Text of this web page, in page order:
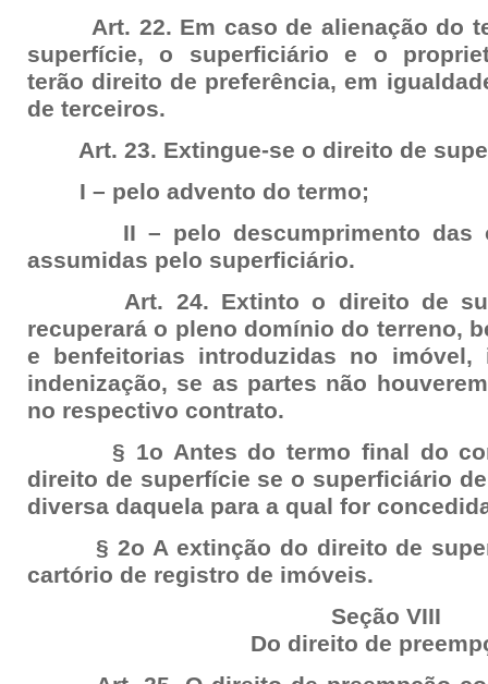
Art. 22. Em caso de alienação do
superfície, o superficiário e o
terão direito de preferência, em
de terceiros.
Art. 23. Extingue-se o direito de
I – pelo advento do termo;
II – pelo descumprimento das
assumidas pelo superficiário.
Art. 24. Extinto o direito de
recuperará o pleno domínio do terreno,
e benfeitorias introduzidas no imóvel,
indenização, se as partes não
no respectivo contrato.
§ 1o Antes do termo final do
direito de superfície se o superficiário
diversa daquela para a qual for
§ 2o A extinção do direito de
cartório de registro de imóveis.
Seção VIII
Do direito de